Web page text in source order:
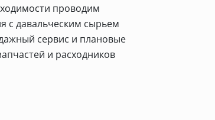
проводим
с давальческим сырьем
сервис и плановые
и расходников